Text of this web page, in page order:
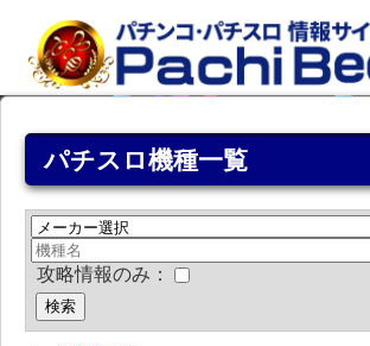
パチスロ機種一覧
攻略情報のみ：